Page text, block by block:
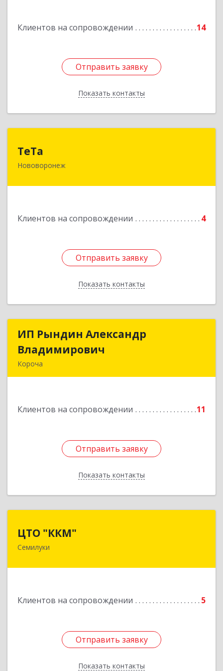
Клиентов на сопровождении 14
Отправить заявку
Показать контакты
Отправить заявку
Назад
ТеТа
Нововоронеж
Клиентов на сопровождении 4
Отправить заявку
Показать контакты
396 073, Нововоронеж г, а/я, дом № 30
Отправить заявку
Назад
ИП Рындин Александр
Владимирович
Короча
Клиентов на сопровождении 11
Отправить заявку
Показать контакты
ИП Рындин Александр
Подробнее
Отправить заявку
Назад
ЦТО "ККМ"
Семилуки
Клиентов на сопровождении 5
Отправить заявку
Показать контакты
Отправить заявку
Назад